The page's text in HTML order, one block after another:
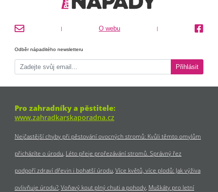
| O webu |
Odběr nápaditého newsletteru
Přihlásit
Pro zahradníky a pěstitele:
www.zahradkarskaporadna.cz
Nejčastější chyby při pěstování ovocných stromů: Kvůli těmto omylům
přicházíte o úrodu Léto přeje prořezávání stromů. Správný řez
podpoří zdraví dřevin i bohatší úrodu Více květů, více plodů: Jak výživa
ovlivňuje úrodu? Voňavý kout plný chuti a pohody Muškáty pro letní